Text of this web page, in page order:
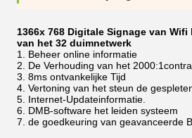
1366x 768 Digitale Signage van
van het 32 duimnetwerk
Beheer online informatie
De Verhouding van het
8ms ontvankelijke Tijd
Vertoning van het steun de
Internet-Updateinformatie.
DMB-software het leiden systeem
de goedkeuring van geavanceerde